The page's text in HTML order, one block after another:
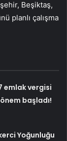
Beşiktaş,
planlı çalışma
emlak vergisi
başladı!
Yoğunluğu